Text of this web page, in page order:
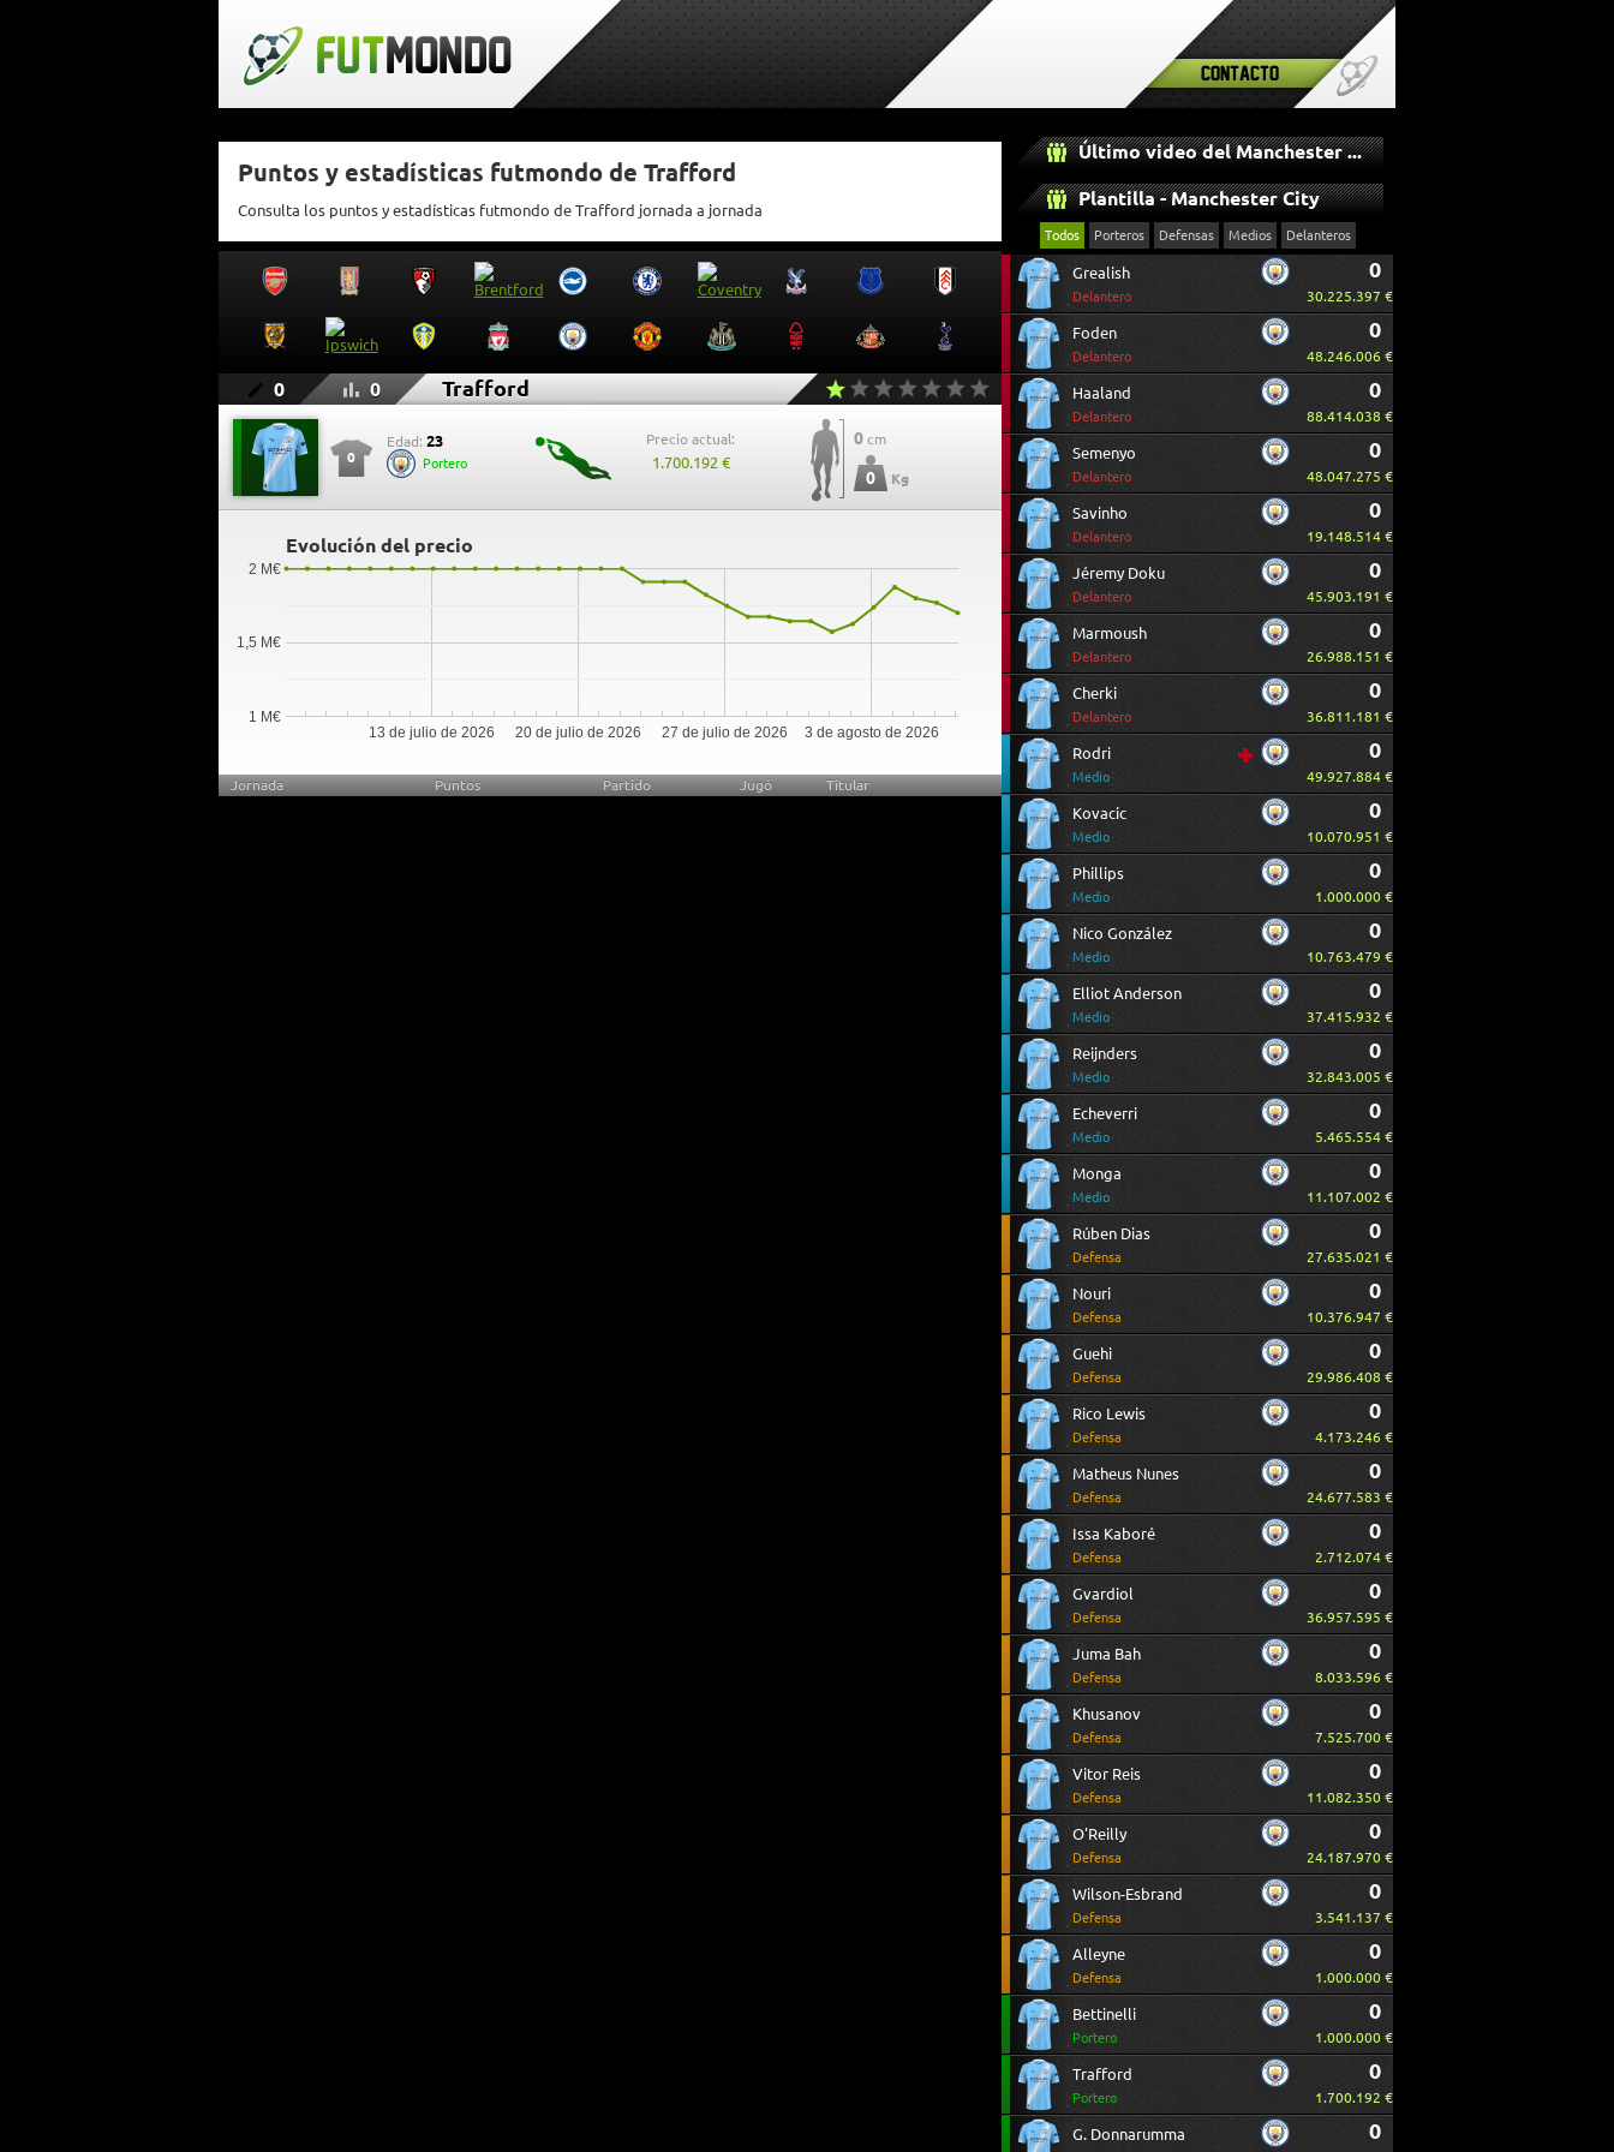
Contacto
Puntos y estadísticas futmondo de Trafford
Consulta los puntos y estadísticas futmondo de Trafford jornada a jornada
0 0 Trafford
0
Edad: 23
Portero
Precio actual:
1.700.192 €
0 cm
0 Kg
Evolución del precio
13 de julio de 2026 20 de julio de 2026 27 de julio de 2026 3 de agosto de 2026
1 M€
1,5 M€
2 M€
Jornada Puntos Partido Jugó Titular
Último video del Manchester City
Plantilla - Manchester City
Todos Porteros Defensas Medios Delanteros
Grealish
Delantero
0
30.225.397 €
Foden
Delantero
0
48.246.006 €
Haaland
Delantero
0
88.414.038 €
Semenyo
Delantero
0
48.047.275 €
Savinho
Delantero
0
19.148.514 €
Jéremy Doku
Delantero
0
45.903.191 €
Marmoush
Delantero
0
26.988.151 €
Cherki
Delantero
0
36.811.181 €
Rodri
Medio
0
49.927.884 €
Kovacic
Medio
0
10.070.951 €
Phillips
Medio
0
1.000.000 €
Nico González
Medio
0
10.763.479 €
Elliot Anderson
Medio
0
37.415.932 €
Reijnders
Medio
0
32.843.005 €
Echeverri
Medio
0
5.465.554 €
Monga
Medio
0
11.107.002 €
Rúben Dias
Defensa
0
27.635.021 €
Nouri
Defensa
0
10.376.947 €
Guehi
Defensa
0
29.986.408 €
Rico Lewis
Defensa
0
4.173.246 €
Matheus Nunes
Defensa
0
24.677.583 €
Issa Kaboré
Defensa
0
2.712.074 €
Gvardiol
Defensa
0
36.957.595 €
Juma Bah
Defensa
0
8.033.596 €
Khusanov
Defensa
0
7.525.700 €
Vitor Reis
Defensa
0
11.082.350 €
O'Reilly
Defensa
0
24.187.970 €
Wilson-Esbrand
Defensa
0
3.541.137 €
Alleyne
Defensa
0
1.000.000 €
Bettinelli
Portero
0
1.000.000 €
Trafford
Portero
0
1.700.192 €
G. Donnarumma 0